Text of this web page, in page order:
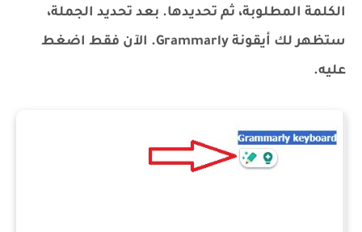
الكلمة المطلوبة، ثم تحديدها. بعد تحديد الجملة،
ستظهر لك أيقونة Grammarly. الآن فقط اضغط
عليه.